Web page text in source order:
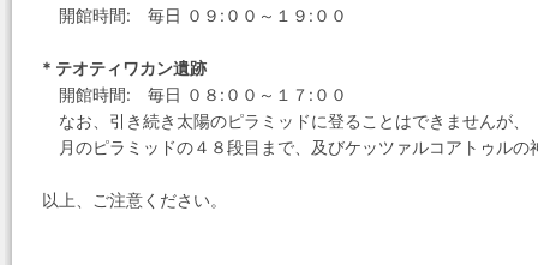
開館時間: 毎日 ０９:００～１９:００
* テオティワカン遺跡
開館時間: 毎日 ０８:００～１７:００
なお、引き続き太陽のピラミッドに登ることはできませんが、
月のピラミッドの４８段目まで、及びケッツァルコアトゥルの
以上、ご注意ください。